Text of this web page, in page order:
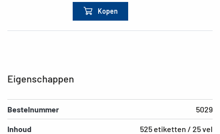
Kopen
Eigenschappen
Bestelnummer 5029
Inhoud 525 etiketten / 25 vel